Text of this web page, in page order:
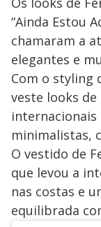
“Ainda Estou
chamaram a
elegantes e
Com o styling
veste looks de
internacionais
minimalistas,
O vestido de
que levou a
nas costas e
equilibrada